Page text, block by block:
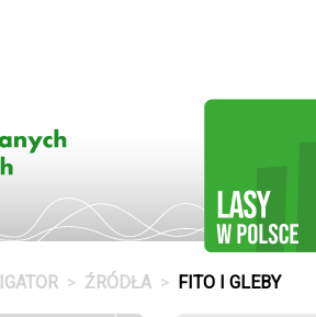
ŹRÓDŁA FITO I GLEBY